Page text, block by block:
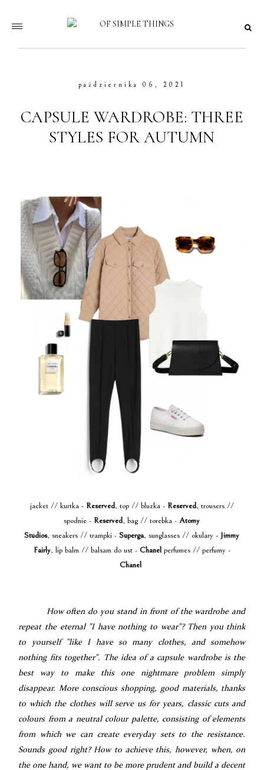
października 06, 2021
CAPSULE WARDROBE: THREE
STYLES FOR AUTUMN
jacket // kurtka - Reserved, top // bluzka - Reserved, trousers //
spodnie - Reserved, bag // torebka -Atomy
Studios, sneakers // trampki -Superga, sunglasses // okulary - Jimmy
Fairly, lip balm // balsam do ust - Chanelperfumes // perfumy -
Chanel
How often do you stand in front of the wardrobe and
repeat the eternal "I have nothing to wear"? Then you think
to yourself "like I have so many clothes, and somehow
nothing fits together". The idea ofa capsule wardrobe is the
best way to make this one nightmare problem simply
disappear. More conscious shopping, good materials, thanks
to which the clothes will serve us for years, classic cuts and
colours from a neutral colour palette, consisting of elements
from which we can create everyday sets to the resistance.
Sounds good right? How to achieve this, however, when, on
the one hand, we want to be more prudent and build a decent